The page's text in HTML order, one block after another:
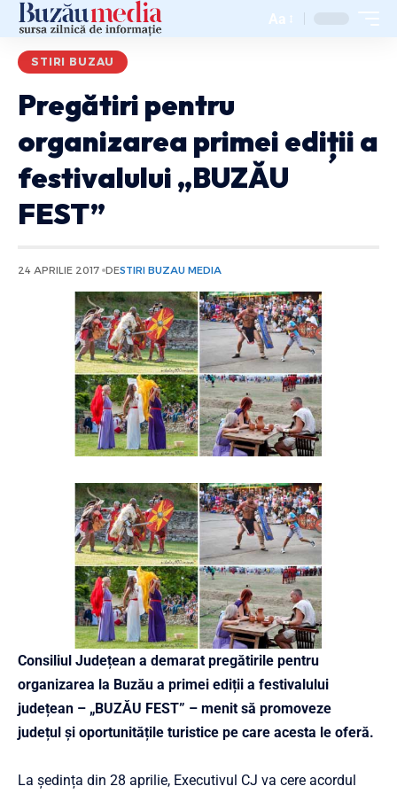
Aa
STIRI BUZAU
Pregătiri pentru
organizarea primei ediții a
festivalului „BUZĂU
FEST”
24 APRILIE 2017 DESTIRI BUZAU MEDIA
Consiliul Județean a demarat pregătirile pentru
organizarea la Buzău a primei ediții a festivalului
județean – „BUZĂU FEST” – menit să promoveze
județul și oportunitățile turistice pe care acesta le oferă.
La ședința din 28 aprilie, Executivul CJ va cere acordul